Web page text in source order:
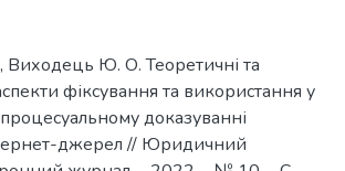
Виходець Ю. О. Теоретичні та
фіксування та використання у
доказуванні
джерел // Юридичний